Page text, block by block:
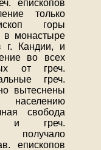
епископов
только
горы
в монастыре
г. Кандии, и
во всех
от греч.
греч.
вытеснены
свобода
и греч.
епископов